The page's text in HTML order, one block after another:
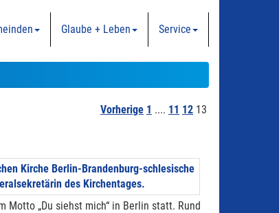
Glaube + Leben Service
Vorherige 1 .... 11 12 13
Motto „Du siehst mich“ in Berlin statt. Rund